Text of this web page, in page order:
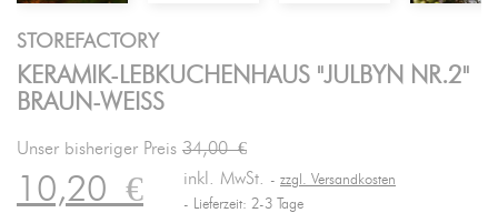
STOREFACTORY
KERAMIK-LEBKUCHENHAUS "JULBYN NR.2"
BRAUN-WEISS
Unser bisheriger Preis 34,00 €
10,20€ inkl. MwSt.
zzgl. Versandkosten
Lieferzeit: 2-3 Tage